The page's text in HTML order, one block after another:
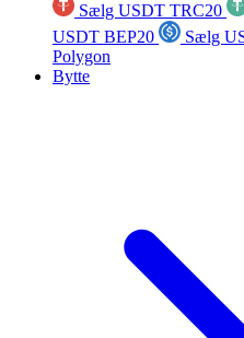
Sælg USDT TRC20
USDT BEP20
Sælg
Polygon
Bytte